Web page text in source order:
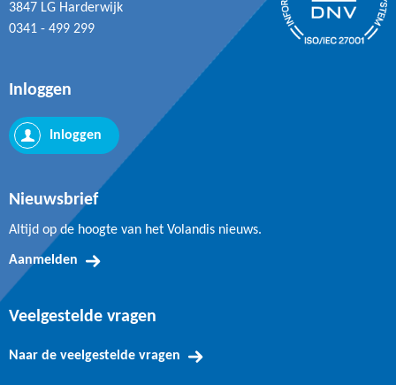
3847 LG Harderwijk
0341 - 499 299
Nieuwsbrief
Altijd op de hoogte van het Volandis nieuws.
Aanmelden
Veelgestelde vragen
Naar de veelgestelde vragen
Inloggen
Inloggen